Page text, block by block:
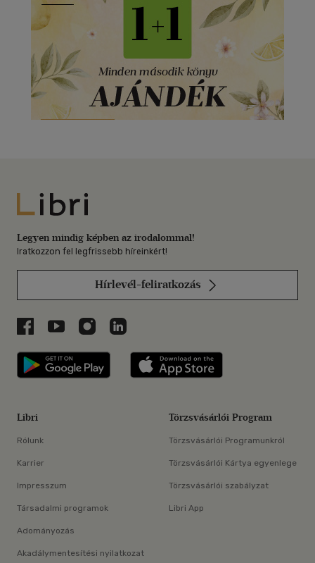
Libri
Legyen mindig képben az irodalommal!
Iratkozzon fel legfrissebb híreinkért!
Hírlevél-feliratkozás
Libri a Facebookon
Libri a Youtube-on
Libri az Instagramon
Libri a LinkedInen
Libri applikáció Szerezd meg: Google
Libri
Rólunk
Karrier
Impresszum
Társadalmi programok
Adományozás
Akadálymentesítési nyilatkozat
Törzsvásárlói Program
Törzsvásárlói Programunkról
Törzsvásárlói Kártya egyenlege
Törzsvásárlói szabályzat
Libri App